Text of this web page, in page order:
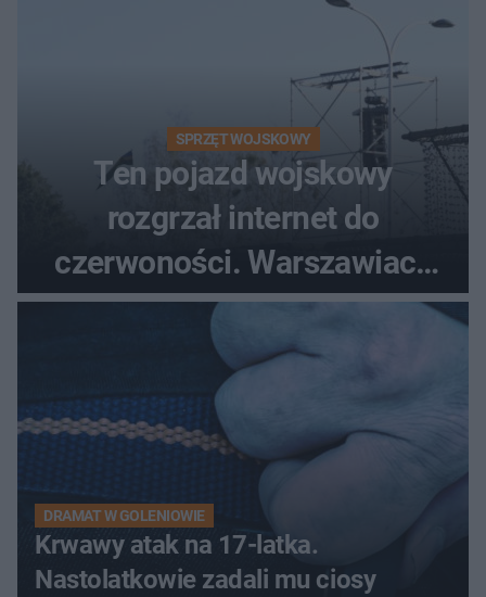
SPRZĘT WOJSKOWY
Ten pojazd wojskowy
rozgrzał internet do
czerwoności. Warszawiacy
pytali, czy to Mad Max!
DRAMAT W GOLENIOWIE
Krwawy atak na 17-latka.
Nastolatkowie zadali mu ciosy